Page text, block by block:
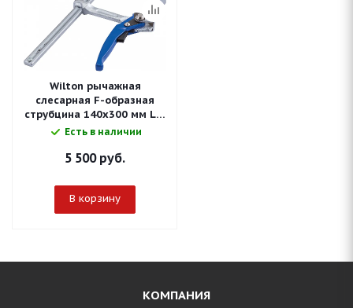
Wilton рычажная
слесарная F-образная
струбцина 140х300 мм LC-
12
Есть в наличии
5 500руб.
В корзину
КОМПАНИЯ